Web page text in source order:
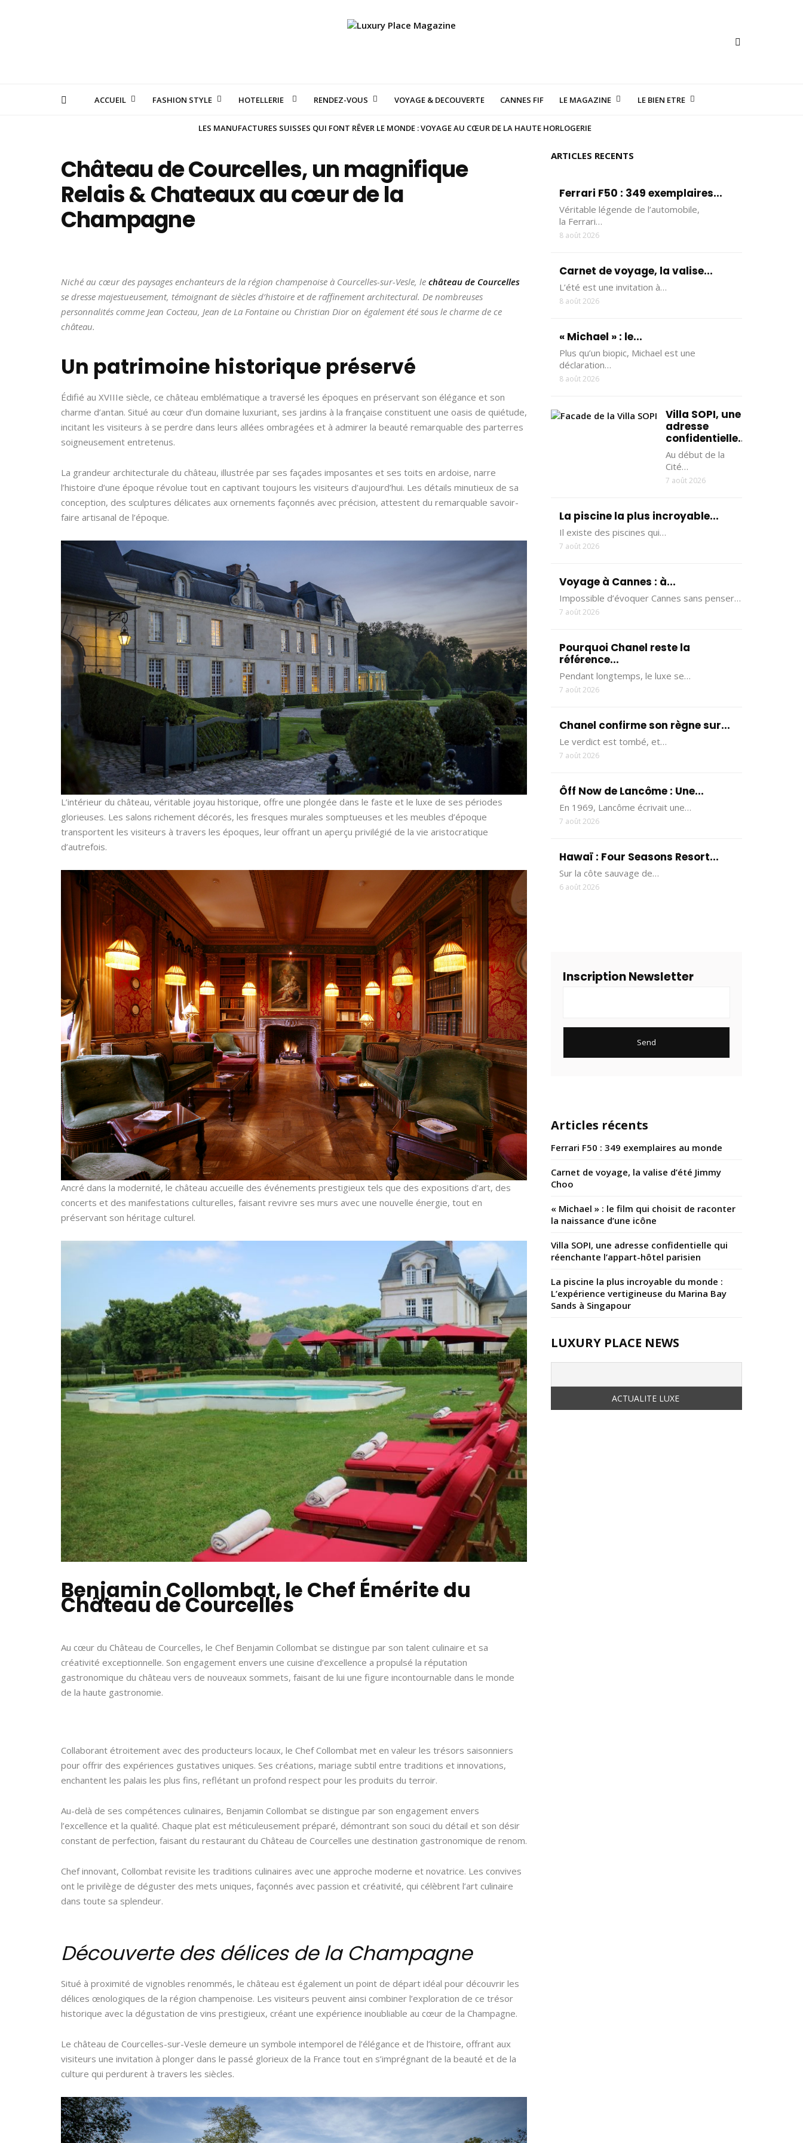
ACCUEIL FASHION STYLE HOTELLERIE RENDEZ-VOUS VOYAGE & DECOUVERTE CANNES FIF LE MAGAZINE LE BIEN ETRE
LES MANUFACTURES SUISSES QUI FONT RÊVER LE MONDE : VOYAGE AU CŒUR DE LA HAUTE HORLOGERIE
Château de Courcelles, un magnifique
Relais & Chateaux au cœur de la
Champagne
Niché au cœur des paysages enchanteurs de la région champenoise à Courcelles-sur-Vesle, le château de Courcelles
se dresse majestueusement, témoignant de siècles d’histoire et de raffinement architectural. De nombreuses
personnalités comme Jean Cocteau, Jean de La Fontaine ou Christian Dior on également été sous le charme de ce
château.
Un patrimoine historique préservé
Édifié au XVIIIe siècle, ce château emblématique a traversé les époques en préservant son élégance et son
charme d’antan. Situé au cœur d’un domaine luxuriant, ses jardins à la française constituent une oasis de quiétude,
incitant les visiteurs à se perdre dans leurs allées ombragées et à admirer la beauté remarquable des parterres
soigneusement entretenus.
La grandeur architecturale du château, illustrée par ses façades imposantes et ses toits en ardoise, narre
l’histoire d’une époque révolue tout en captivant toujours les visiteurs d’aujourd’hui. Les détails minutieux de sa
conception, des sculptures délicates aux ornements façonnés avec précision, attestent du remarquable savoir-
faire artisanal de l’époque.
L’intérieur du château, véritable joyau historique, offre une plongée dans le faste et le luxe de ses périodes
glorieuses. Les salons richement décorés, les fresques murales somptueuses et les meubles d’époque
transportent les visiteurs à travers les époques, leur offrant un aperçu privilégié de la vie aristocratique
d’autrefois.
Ancré dans la modernité, le château accueille des événements prestigieux tels que des expositions d’art, des
concerts et des manifestations culturelles, faisant revivre ses murs avec une nouvelle énergie, tout en
préservant son héritage culturel.
Benjamin Collombat, le Chef Émérite du
Château de Courcelles
Au cœur du Château de Courcelles, le Chef Benjamin Collombat se distingue par son talent culinaire et sa
créativité exceptionnelle. Son engagement envers une cuisine d’excellence a propulsé la réputation
gastronomique du château vers de nouveaux sommets, faisant de lui une figure incontournable dans le monde
de la haute gastronomie.
Collaborant étroitement avec des producteurs locaux, le Chef Collombat met en valeur les trésors saisonniers
pour offrir des expériences gustatives uniques. Ses créations, mariage subtil entre traditions et innovations,
enchantent les palais les plus fins, reflétant un profond respect pour les produits du terroir.
Au-delà de ses compétences culinaires, Benjamin Collombat se distingue par son engagement envers
l’excellence et la qualité. Chaque plat est méticuleusement préparé, démontrant son souci du détail et son désir
constant de perfection, faisant du restaurant du Château de Courcelles une destination gastronomique de renom.
Chef innovant, Collombat revisite les traditions culinaires avec une approche moderne et novatrice. Les convives
ont le privilège de déguster des mets uniques, façonnés avec passion et créativité, qui célèbrent l’art culinaire
dans toute sa splendeur.
Découverte des délices de la Champagne
Situé à proximité de vignobles renommés, le château est également un point de départ idéal pour découvrir les
délices œnologiques de la région champenoise. Les visiteurs peuvent ainsi combiner l’exploration de ce trésor
historique avec la dégustation de vins prestigieux, créant une expérience inoubliable au cœur de la Champagne.
Le château de Courcelles-sur-Vesle demeure un symbole intemporel de l’élégance et de l’histoire, offrant aux
visiteurs une invitation à plonger dans le passé glorieux de la France tout en s’imprégnant de la beauté et de la
culture qui perdurent à travers les siècles.
ARTICLES RECENTS
Ferrari F50 : 349 exemplaires...
Véritable légende de l’automobile,
la Ferrari…
8 août 2026
Carnet de voyage, la valise...
L’été est une invitation à…
8 août 2026
« Michael » : le...
Plus qu’un biopic, Michael est une
déclaration…
8 août 2026
Villa SOPI, une
adresse
confidentielle...
Au début de la
Cité…
7 août 2026
La piscine la plus incroyable...
Il existe des piscines qui…
7 août 2026
Voyage à Cannes : à...
Impossible d’évoquer Cannes sans penser…
7 août 2026
Pourquoi Chanel reste la
référence...
Pendant longtemps, le luxe se…
7 août 2026
Chanel confirme son règne sur...
Le verdict est tombé, et…
7 août 2026
Ôff Now de Lancôme : Une...
En 1969, Lancôme écrivait une…
7 août 2026
Hawaï : Four Seasons Resort...
Sur la côte sauvage de…
6 août 2026
Inscription Newsletter
Articles récents
Ferrari F50 : 349 exemplaires au monde
Carnet de voyage, la valise d’été Jimmy
Choo
« Michael » : le film qui choisit de raconter
la naissance d’une icône
Villa SOPI, une adresse confidentielle qui
réenchante l’appart-hôtel parisien
La piscine la plus incroyable du monde :
L’expérience vertigineuse du Marina Bay
Sands à Singapour
LUXURY PLACE NEWS